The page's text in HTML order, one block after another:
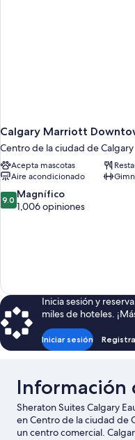
Calgary Marriott
Centro de la ciudad de Calgary
Acepta mascotas
Aire acondicionado
9.0
de
9.0 Magnífico
1,006 opiniones
Inicia sesión y
miles de hoteles.
Iniciar sesión
Información
Sheraton Suites Calgary
en Centro de la ciudad de
un centro comercial.